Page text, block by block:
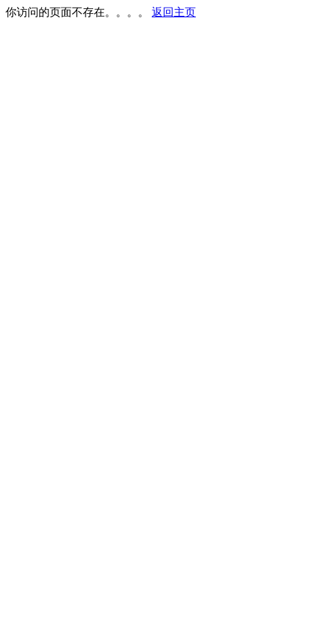
你访问的页面不存在。。。。 返回主页